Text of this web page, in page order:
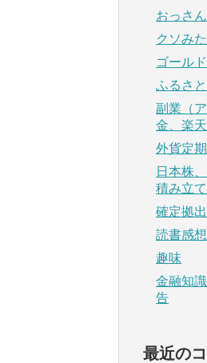
おっさ
クソみ
ゴール
ふるさ
副業（
金、楽
外貨定
日本株
積み立
確定拠
読書感
趣味
金融知
告
最近の